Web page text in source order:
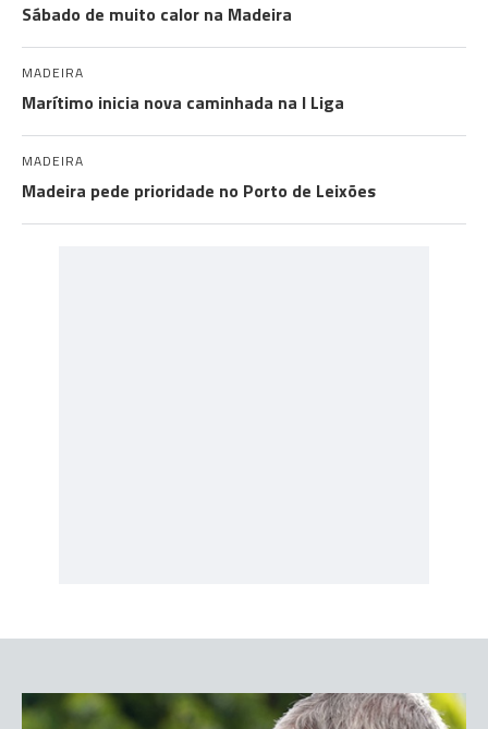
Sábado de muito calor na Madeira
MADEIRA
Marítimo inicia nova caminhada na I Liga
MADEIRA
Madeira pede prioridade no Porto de Leixões